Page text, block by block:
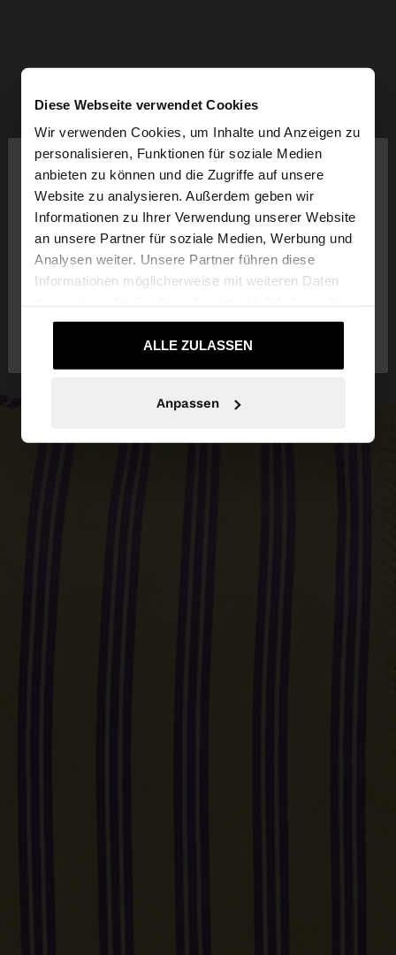
Diese Webseite verwendet Cookies
Wir verwenden Cookies, um Inhalte und Anzeigen zu
personalisieren, Funktionen für soziale Medien
anbieten zu können und die Zugriffe auf unsere
Website zu analysieren. Außerdem geben wir
Informationen zu Ihrer Verwendung unserer Website
an unsere Partner für soziale Medien, Werbung und
Analysen weiter. Unsere Partner führen diese
Informationen möglicherweise mit weiteren Daten
die sie im Rahmen Ihrer Nutzung der Dienste
gesammelt haben.ALLE ZULASSEN
Anpassen
hallo
Sie greifen von Deutschland auf die Website zu.
Möchten Sie unsere United States Website
Deutschland
Ja, bringen Sie mich
zu United States